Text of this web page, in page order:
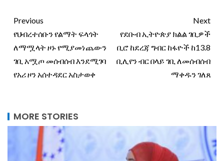
Previous
የህብረተሰቡን የልማት ፍላጎት
ለማሟላት ዞኑ የሚያመነጨውን
ገቢ አሟጦ መሰብሰብ እንደሚገባ
የአሪ ዞን አሰተዳደር አስታወቀ
Next
የደቡብ ኢትዮጵያ ክልል ገቢዎች
ቢሮ ከደረጃ ግብር ከፋዮች ከ13.8
ቢሊየን ብር በላይ ገቢ ለመሰብሰብ
ማቀዱን ገለጸ
MORE STORIES